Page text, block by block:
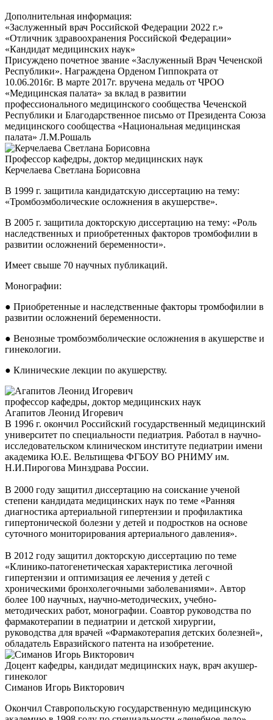
Дополнительная информация:
«Заслуженный врач Российской Федерации 2022 г.»
«Отличник здравоохранения Российской Федерации»
«Кандидат медицинских наук»
Присуждено почетное звание «Заслуженный Врач Чеченской
Республики». Награждена Орденом Гиппократа от
10.06.2016г. В марте 2017г. вручена медаль от ЧРОО
«Медицинская палата» за вклад в развитии
профессионального медицинского сообщества Чеченской
Республики и Благодарственное письмо от Президента Союза
медицинского сообщества «Национальная медицинская
палата» Л.М.Рошаль
Профессор кафедры, доктор медицинских наук
Керчелаева Светлана Борисовна
В 1999 г. защитила кандидатскую диссертацию на тему:
«Тромбоэмболические осложнения в акушерстве».
В 2005 г. защитила докторскую диссертацию на тему: «Роль
наследственных и приобретенных факторов тромбофилии в
развитии осложнений беременности».
Имеет свыше 70 научных публикаций.
Монографии:
● Приобретенные и наследственные факторы тромбофилии в
развитии осложнений беременности.
● Венозные тромбоэмболические осложнения в акушерстве и
гинекологии.
● Клинические лекции по акушерству.
профессор кафедры, доктор медицинских наук
Агапитов Леонид Игоревич
В 1996 г. окончил Российский государственный медицинский
университет по специальности педиатрия. Работал в научно-
исследовательском клиническом институте педиатрии имени
академика Ю.Е. Вельтищева ФГБОУ ВО РНИМУ им.
Н.И.Пирогова Минздрава России.
В 2000 году защитил диссертацию на соискание ученой
степени кандидата медицинских наук по теме «Ранняя
диагностика артериальной гипертензии и профилактика
гипертонической болезни у детей и подростков на основе
суточного мониторирования артериального давления».
В 2012 году защитил докторскую диссертацию по теме
«Клинико-патогенетическая характеристика легочной
гипертензии и оптимизация ее лечения у детей с
хроническими бронхолегочными заболеваниями». Автор
более 100 научных, научно-методических, учебно-
методических работ, монографии. Соавтор руководства по
фармакотерапии в педиатрии и детской хирургии,
руководства для врачей «Фармакотерапия детских болезней»,
обладатель Евразийского патента на изобретение.
Доцент кафедры, кандидат медицинских наук, врач акушер-
гинеколог
Симанов Игорь Викторович
Окончил Ставропольскую государственную медицинскую